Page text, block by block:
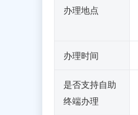
办理地点
办理时间
是否支持自助
终端办理